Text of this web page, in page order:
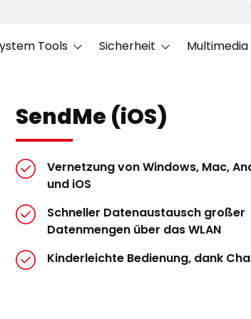
Tools Sicherheit Multimedia
SendMe (iOS)
Vernetzung von Windows, Mac,
und iOS
Schneller Datenaustausch großer
Datenmengen über das WLAN
Kinderleichte Bedienung, dank